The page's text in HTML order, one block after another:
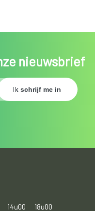
nieuwsbrief
14u00
18u00